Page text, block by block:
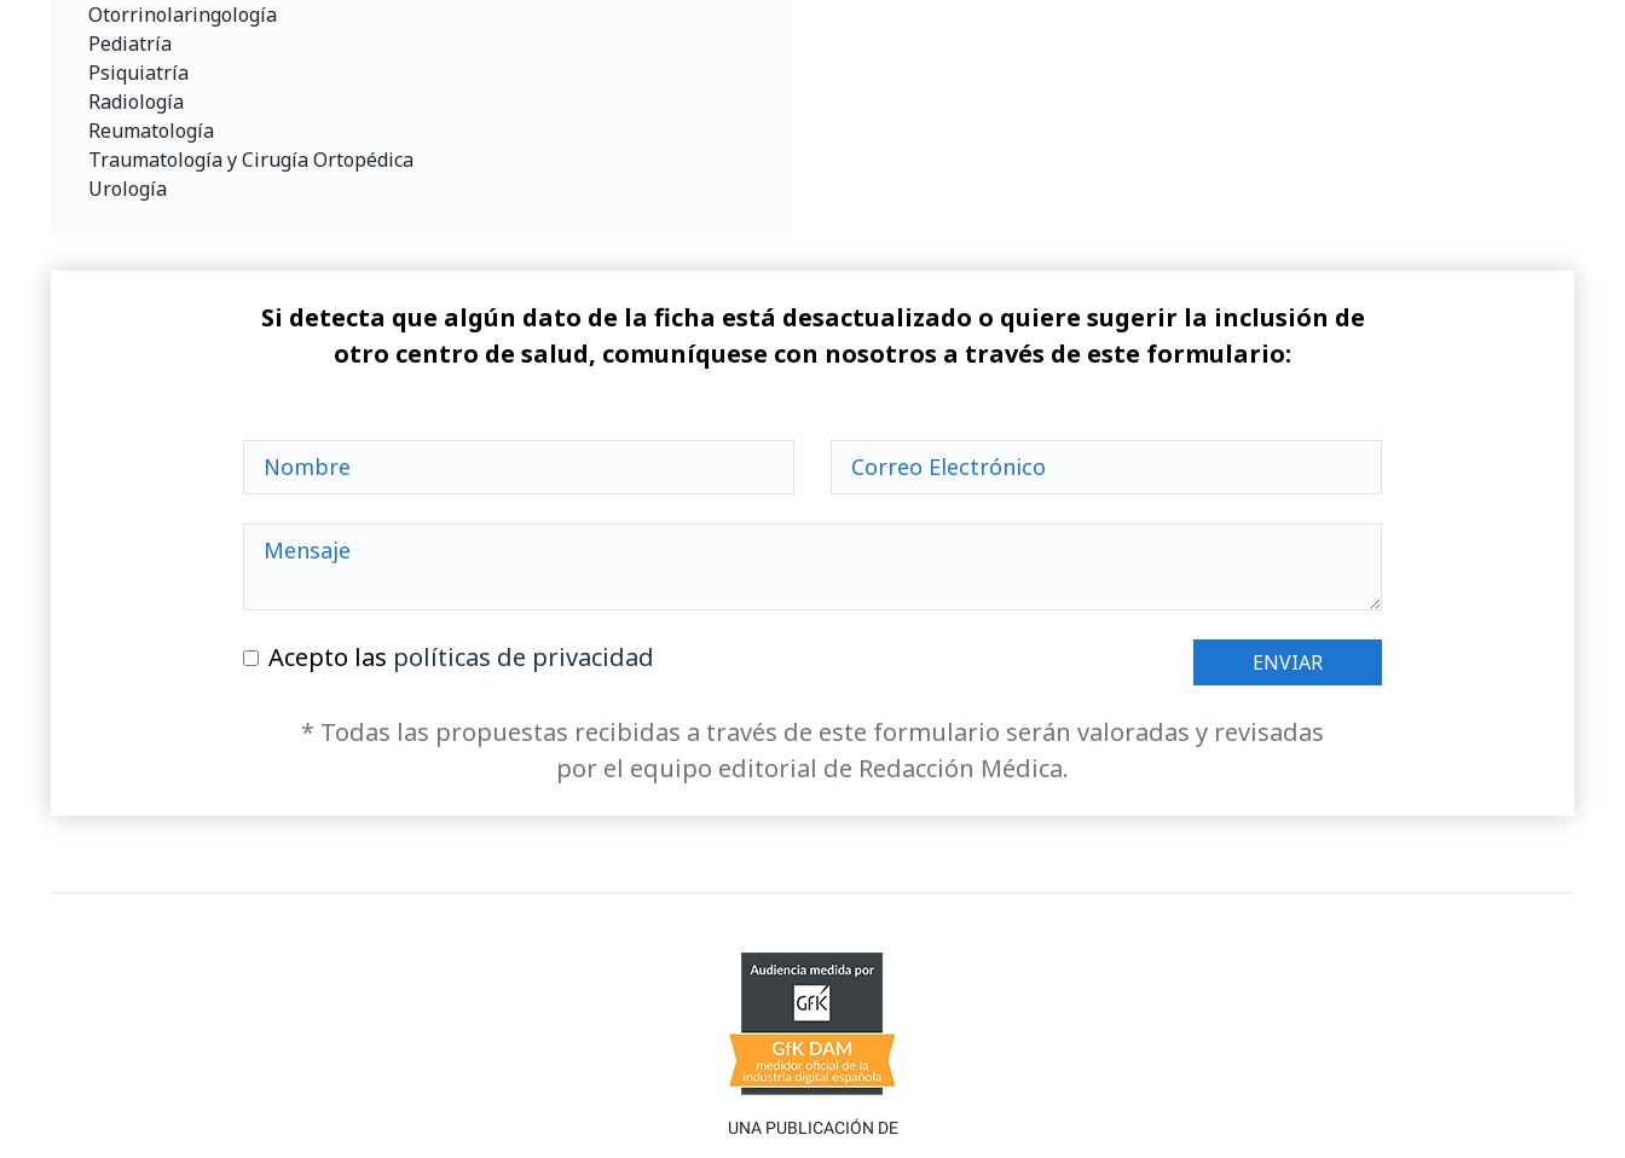
Otorrinolaringología
Pediatría
Psiquiatría
Radiología
Reumatología
Traumatología y Cirugía Ortopédica
Urología
Si detecta que algún dato de la ficha está desactualizado o quiere sugerir la inclusión de
otro centro de salud, comuníquese con nosotros a través de este formulario:
Acepto las políticas de privacidad
* Todas las propuestas recibidas a través de este formulario serán valoradas y revisadas
por el equipo editorial de Redacción Médica.
UNA PUBLICACIÓN DE